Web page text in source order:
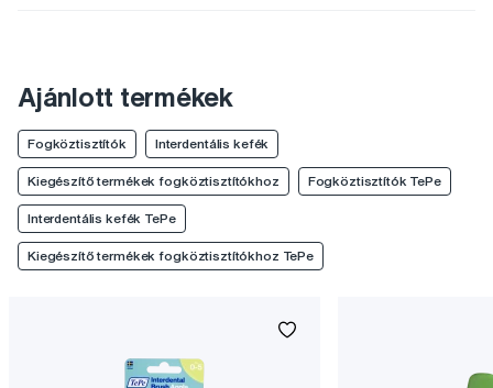
Ajánlott termékek
Fogköztisztítók Interdentális kefék
Kiegészítő termékek fogköztisztítókhoz Fogköztisztítók TePe
Interdentális kefék TePe
Kiegészítő termékek fogköztisztítókhoz TePe